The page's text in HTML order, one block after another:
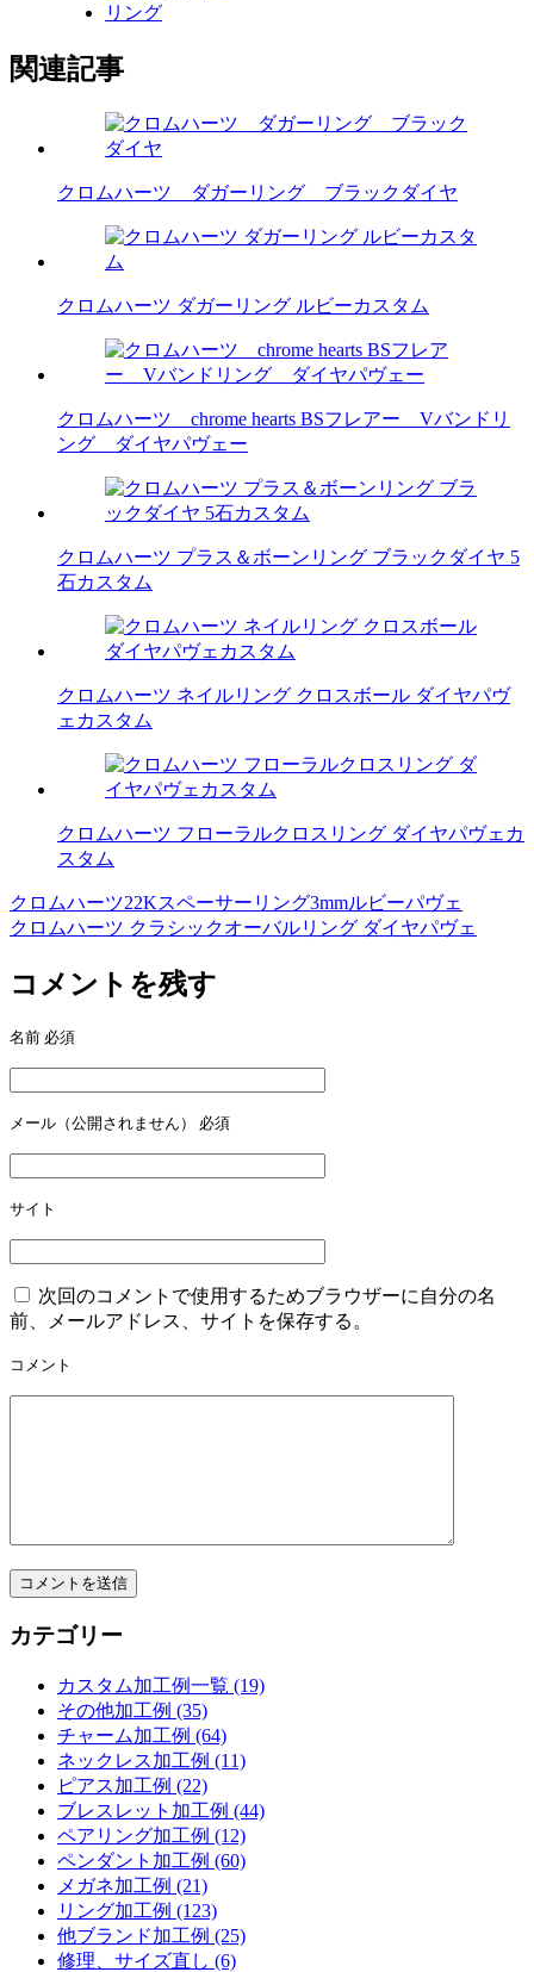
リング
関連記事
クロムハーツ ダガーリング ブラックダイヤ
クロムハーツ ダガーリング ルビーカスタム
クロムハーツ chrome hearts BSフレアー Vバンドリ
ング ダイヤパヴェー
クロムハーツ プラス＆ボーンリング ブラックダイヤ 5
石カスタム
クロムハーツ ネイルリング クロスボール ダイヤパヴ
ェカスタム
クロムハーツ フローラルクロスリング ダイヤパヴェカ
スタム
投
稿
ナ
ビ
ゲ
ー
シ
ョ
ン
クロムハーツ22Kスペーサーリング3mmルビーパヴェ
クロムハーツ クラシックオーバルリング ダイヤパヴェ
コメントを残す
名前 必須
メール（公開されません） 必須
サイト
次回のコメントで使用するためブラウザーに自分の名
前、メールアドレス、サイトを保存する。
コメント
カテゴリー
カスタム加工例一覧 (19)
その他加工例 (35)
チャーム加工例 (64)
ネックレス加工例 (11)
ピアス加工例 (22)
ブレスレット加工例 (44)
ペアリング加工例 (12)
ペンダント加工例 (60)
メガネ加工例 (21)
リング加工例 (123)
他ブランド加工例 (25)
修理、サイズ直し (6)